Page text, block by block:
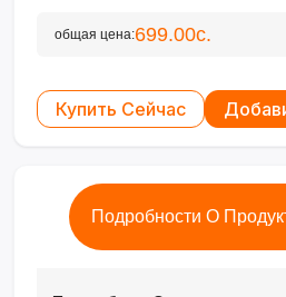
общая цена:699.00с.
Купить Сейчас
Подробности О